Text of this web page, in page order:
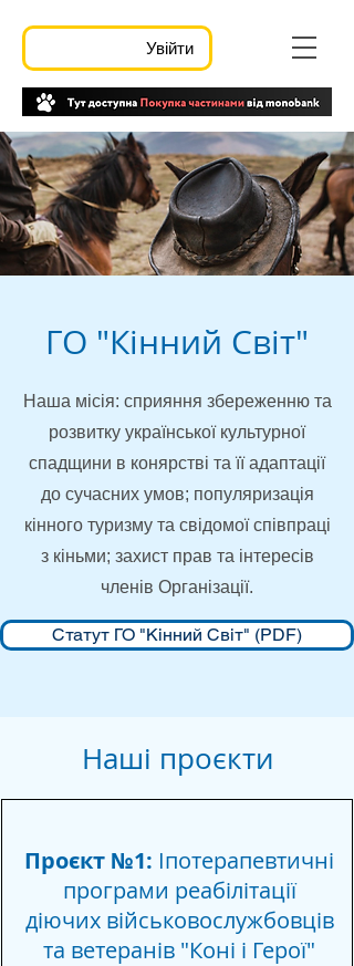
Увійти
ГО "Кінний Світ"
Наша місія: сприяння збереженню та
розвитку української культурної
спадщини в конярстві та її адаптації
до сучасних умов; популяризація
кінного туризму та свідомої співпраці
з кіньми; захист прав та інтересів
членів Організації.
Статут ГО "Кінний Світ" (PDF)
Наші проєкти
Проєкт №1: Іпотерапевтичні
програми реабілітації
діючих військовослужбовців
та ветеранів "Коні і Герої"